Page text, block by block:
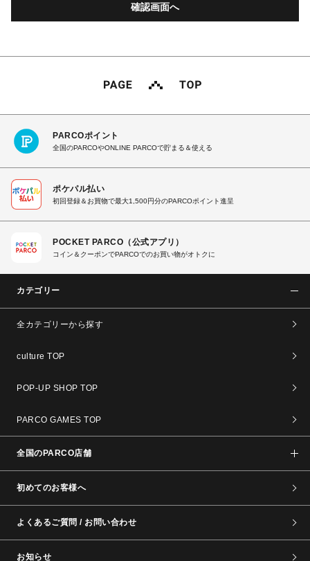
PARCOポイント
全国のPARCOやONLINE PARCOで貯まる＆使える
ポケパル払い
初回登録＆お買物で最大1,500円分のPARCOポイント進呈
POCKET PARCO（公式アプリ）
コイン＆クーポンでPARCOでのお買い物がオトクに
カテゴリー
全カテゴリーから探す
culture TOP
POP-UP SHOP TOP
PARCO GAMES TOP
全国のPARCO店舗
初めてのお客様へ
よくあるご質問 / お問い合わせ
お知らせ